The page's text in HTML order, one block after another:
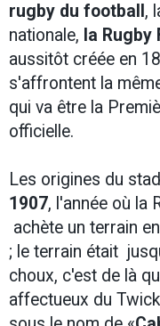
rugby du football ,
nationale, la Rugby
aussitôt créée en
s'affrontent la
qui va être la
officielle.
Les origines du
1907, l'année où la
achète un terrain
; le terrain était
choux, c'est de là
affectueux du